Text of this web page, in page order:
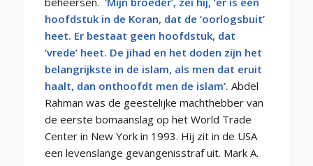
hoofdstuk in de Koran, dat de ‘oorlogsbuit’
heet. Er bestaat geen hoofdstuk, dat
‘vrede’ heet. De jihad en het doden zijn het
belangrijkste in de islam, als men dat eruit
haalt, dan onthoofdt men de islam’. Abdel
Rahman was de geestelijke machthebber van
de eerste bomaanslag op het World Trade
Center in New York in 1993. Hij zit in de USA
een levenslange gevangenisstraf uit. Mark A.